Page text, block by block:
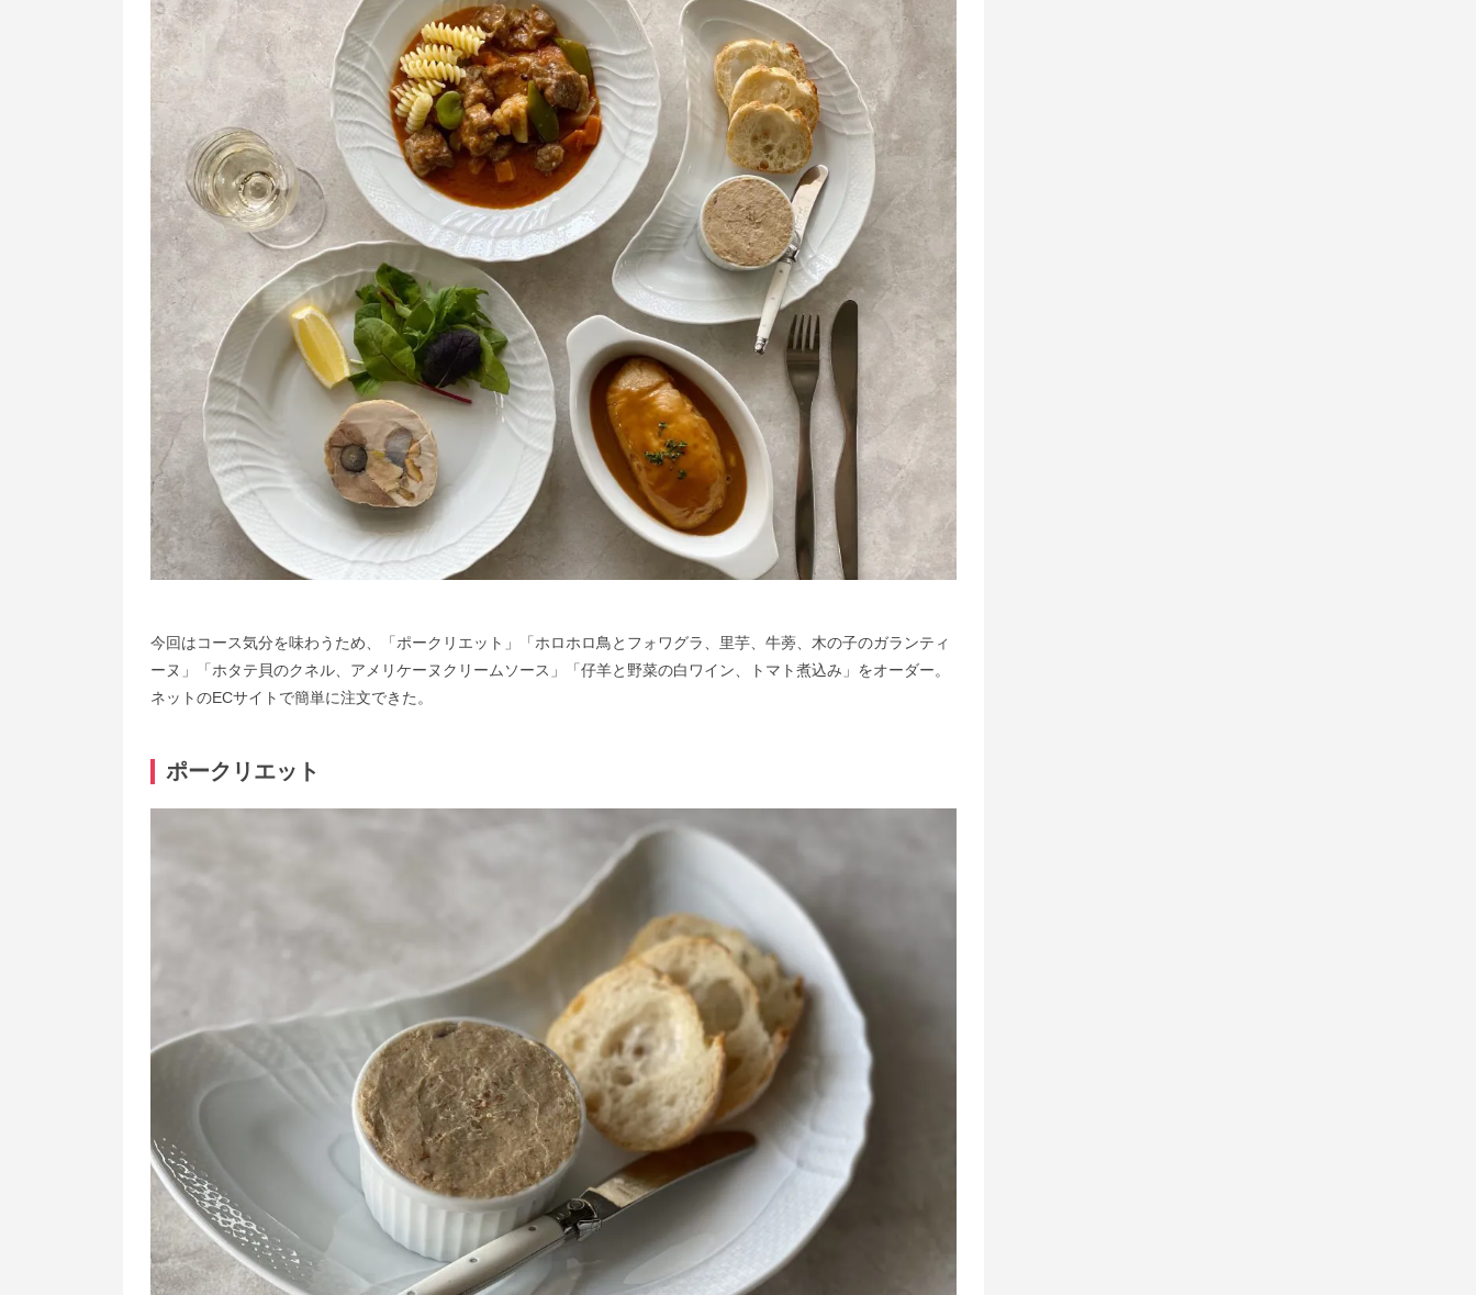
今回はコース気分を味わうため、「ポークリエット」「ホロホロ鳥とフォワグラ、里芋、牛蒡、木の子のガランティ
ーヌ」「ホタテ貝のクネル、アメリケーヌクリームソース」「仔羊と野菜の白ワイン、トマト煮込み」をオーダー。
ネットのECサイトで簡単に注文できた。
ポークリエット